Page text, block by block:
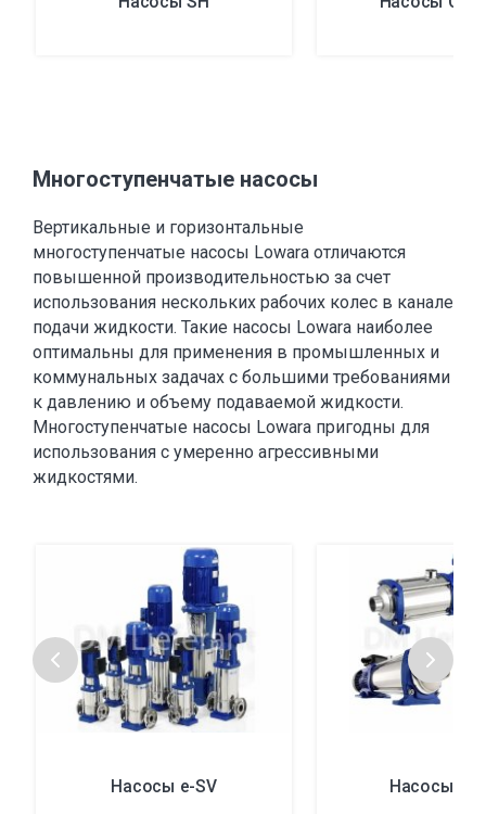
Многоступенчатые насосы
Вертикальные и горизонтальные
многоступенчатые насосы Lowara отличаются
повышенной производительностью за счет
использования нескольких рабочих колес в канале
подачи жидкости. Такие насосы Lowara наиболее
оптимальны для применения в промышленных и
коммунальных задачах с большими требованиями
к давлению и объему подаваемой жидкости.
Многоступенчатые насосы Lowara пригодны для
использования с умеренно агрессивными
жидкостями.
Насосы e-SV Насосы e-